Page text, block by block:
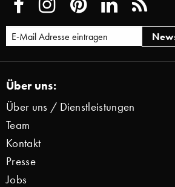
Über uns:
Über uns / Dienstleistungen
Team
Kontakt
Presse
Jobs